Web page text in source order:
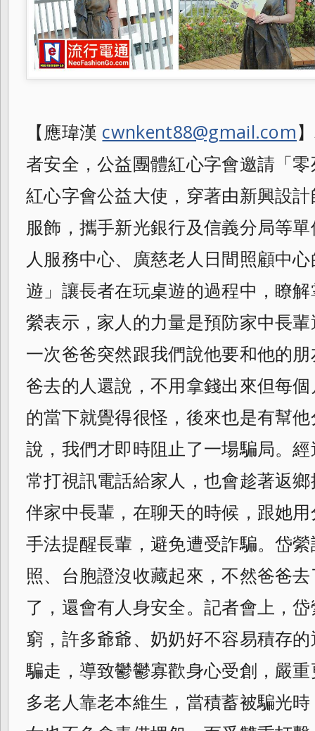
【應瑋漢 cwnkent88@gmail.com
者安全，公益團體紅心字會邀請「
紅心字會公益大使， 穿著由新興設
服飾， 攜手新光銀行及信義分局等
人服務中心、 廣慈老人日間照顧中
遊」 讓長者在玩桌遊的過程中，瞭
縈表示， 家人的力量是預防家中長
一次爸爸突然跟我們說他要和他的
爸去的人還說，不用拿錢出來但每
的當下就覺得很怪，後來也是有幫
說，我們才即時阻止了一場騙局。
常打視訊電話給家人， 也會趁著返
伴家中長輩，在聊天的時候， 跟她
手法提醒長輩，避免遭受詐騙。岱
照、台胞證沒收藏起來，不然爸爸
了，還會有人身安全。記者會上，
窮，許多爺爺、 奶奶好不容易積存
騙走， 導致鬱鬱寡歡身心受創，嚴
多老人靠老本維生，當積蓄被騙光